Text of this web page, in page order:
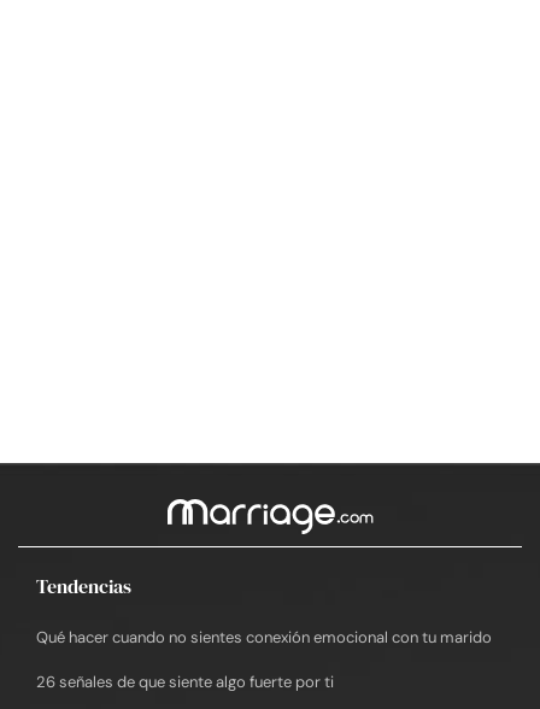
Tendencias
Qué hacer cuando no sientes conexión emocional con tu marido
26 señales de que siente algo fuerte por ti